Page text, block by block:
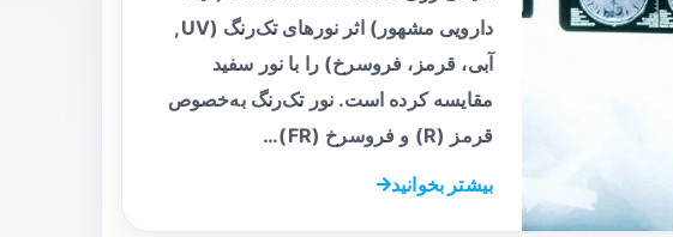
دارویی مشهور) اثر نورهای تک‌رنگ (UV,
آبی، قرمز، فروسرخ) را با نور سفید
مقایسه کرده است. نور تک‌رنگ به‌خصوص
قرمز (R) و فروسرخ (FR)…
بیشتر بخوانید